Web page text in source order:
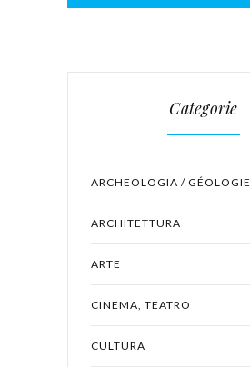
Categorie
ARCHEOLOGIA / GÉOLOGIE
ARCHITETTURA
ARTE
CINEMA, TEATRO
CULTURA